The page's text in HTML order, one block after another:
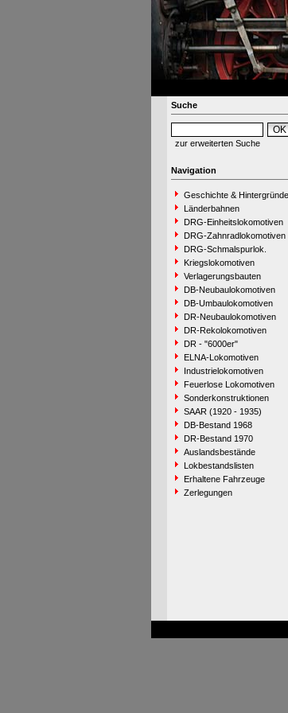
Suche
zur erweiterten Suche
Navigation
Geschichte & Hintergründe
Länderbahnen
DRG-Einheitslokomotiven
DRG-Zahnradlokomotiven
DRG-Schmalspurlok.
Kriegslokomotiven
Verlagerungsbauten
DB-Neubaulokomotiven
DB-Umbaulokomotiven
DR-Neubaulokomotiven
DR-Rekolokomotiven
DR - "6000er"
ELNA-Lokomotiven
Industrielokomotiven
Feuerlose Lokomotiven
Sonderkonstruktionen
SAAR (1920 - 1935)
DB-Bestand 1968
DR-Bestand 1970
Auslandsbestände
Lokbestandslisten
Erhaltene Fahrzeuge
Zerlegungen